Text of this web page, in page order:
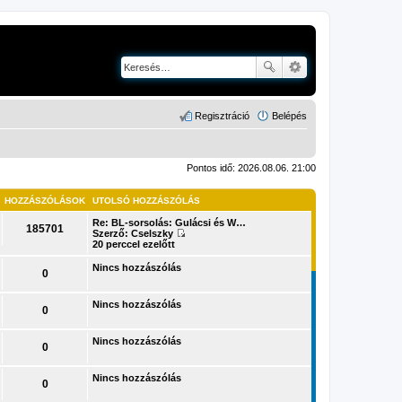
Belépés
Regisztráció
Pontos idő: 2026.08.06. 21:00
HOZZÁSZÓLÁSOK UTOLSÓ HOZZÁSZÓLÁS
185701
Re: BL-sorsolás: Gulácsi és W…
Szerző: Cselszky
20 perccel ezelőtt
0 Nincs hozzászólás
0 Nincs hozzászólás
0 Nincs hozzászólás
0 Nincs hozzászólás